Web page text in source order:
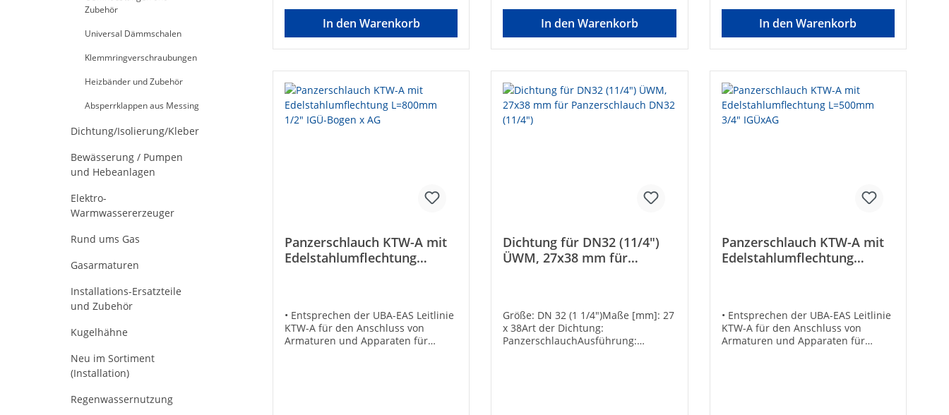
Zubehör
Universal Dämmschalen
Klemmringverschraubungen
Heizbänder und Zubehör
Absperrklappen aus Messing
Dichtung/Isolierung/Kleber
Bewässerung / Pumpen
und Hebeanlagen
Elektro-
Warmwassererzeuger
Rund ums Gas
Gasarmaturen
Installations-Ersatzteile
und Zubehör
Kugelhähne
Neu im Sortiment
(Installation)
Regenwassernutzung
In den Warenkorb In den Warenkorb
+70°C• Ohne Dichtungen1 x gerade
mit zylindrischem AG, 1 x gerade
mit ÜberwurfTechnische
DatenLänge [mm]: 1500Größe: DN
StahlTyp: 3/4“Gesamtlänge [mm]:
1500
In den Warenkorb
Panzerschlauch KTW-A mit
Edelstahlumflechtung
• Entsprechen der UBA-EAS Leitlinie
KTW-A für den Anschluss von
Armaturen und Apparaten für
Dichtung für DN32 (11/4")
ÜWM, 27x38 mm für
Größe: DN 32 (1 1/4")Maße [mm]: 27
x 38Art der Dichtung:
PanzerschlauchAusführung:
Panzerschlauch KTW-A mit
Edelstahlumflechtung
• Entsprechen der UBA-EAS Leitlinie
KTW-A für den Anschluss von
Armaturen und Apparaten für